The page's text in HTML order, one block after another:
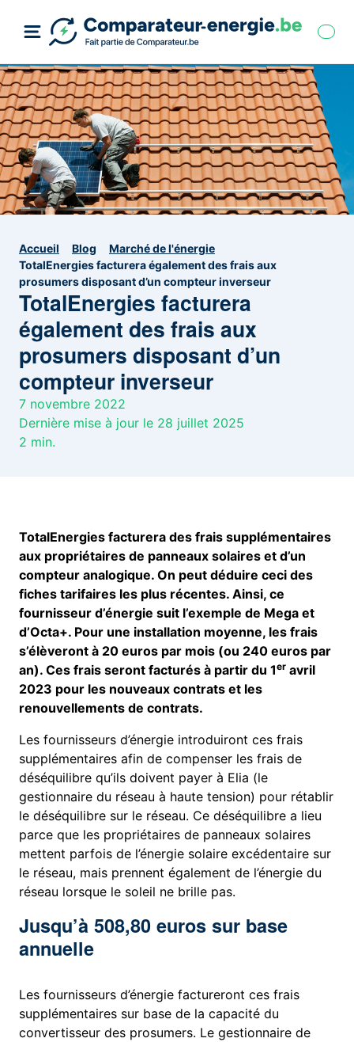
Accueil Blog
Marché de l'énergie
TotalEnergies facturera également des frais aux
prosumers disposant d’un compteur inverseur
TotalEnergies facturera
également des frais aux
prosumers disposant d’un
compteur inverseur
7 novembre 2022
Dernière mise à jour le 28 juillet 2025
2 min.
TotalEnergies facturera des frais supplémentaires
aux propriétaires de panneaux solaires et d’un
compteur analogique. On peut déduire ceci des
fiches tarifaires les plus récentes. Ainsi, ce
fournisseur d’énergie suit l’exemple de Mega et
d’Octa+. Pour une installation moyenne, les frais
s’élèveront à 20 euros par mois (ou 240 euros par
an). Ces frais seront facturés à partir du 1er avril
2023 pour les nouveaux contrats et les
renouvellements de contrats.
Les fournisseurs d’énergie introduiront ces frais
supplémentaires afin de compenser les frais de
déséquilibre qu’ils doivent payer à Elia (le
gestionnaire du réseau à haute tension) pour rétablir
le déséquilibre sur le réseau. Ce déséquilibre a lieu
parce que les propriétaires de panneaux solaires
mettent parfois de l’énergie solaire excédentaire sur
le réseau, mais prennent également de l’énergie du
réseau lorsque le soleil ne brille pas.
Jusqu’à 508,80 euros sur base
annuelle
Les fournisseurs d’énergie factureront ces frais
supplémentaires sur base de la capacité du
convertisseur des prosumers. Le gestionnaire de